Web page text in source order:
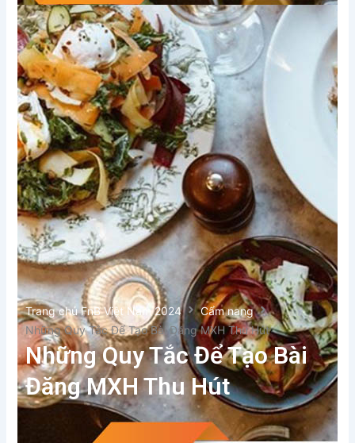
Trang chủ FnB Việt Nam 2024
Cẩm nang
Những Quy Tắc Để Tạo Bài Đăng MXH Thu Hút
Những Quy Tắc Để Tạo Bài
Đăng MXH Thu Hút